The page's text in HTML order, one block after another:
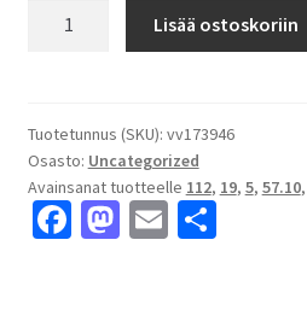
5x112
ET50
keskireikä:57.10
määrä
Lisää ostoskoriin
Tuotetunnus (SKU): vv173946
Osasto: Uncategorized
Avainsanat tuotteelle 112, 19, 5, 57.10,
Fa M E S